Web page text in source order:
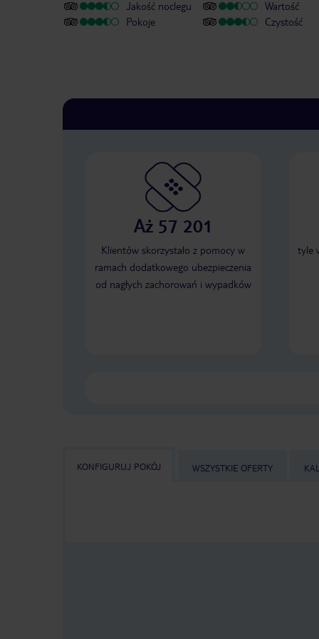
Jakość noclegu
Pokoje
Wartość
Czystość
Aż 57 201
Klientów skorzystało z pomocy w
ramach dodatkowego ubezpieczenia
od nagłych zachorowań i wypadków
tyle
KONFIGURUJ POKÓJ WSZYSTKIE OFERTY